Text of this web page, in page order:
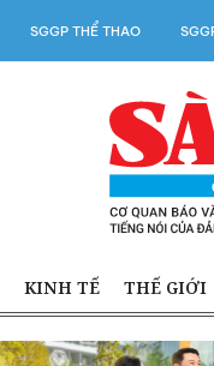
SGGP THỂ THAO
KINH TẾ THẾ GIỚI